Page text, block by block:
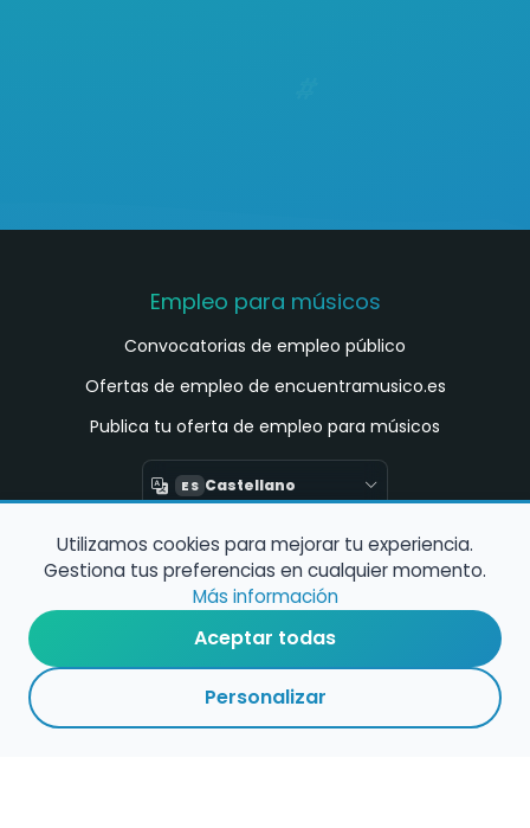
Empleo para músicos
Convocatorias de empleo público
Ofertas de empleo de encuentramusico.es
Publica tu oferta de empleo para músicos
ES Castellano
Encuentra Músico
Buscador de Músicos
Encuentra Pianista Acompañante
Asesoría para músicos y docentes
Utilizamos cookies para mejorar tu experiencia.
Gestiona tus preferencias en cualquier momento.
Más información
Aceptar todas
Personalizar